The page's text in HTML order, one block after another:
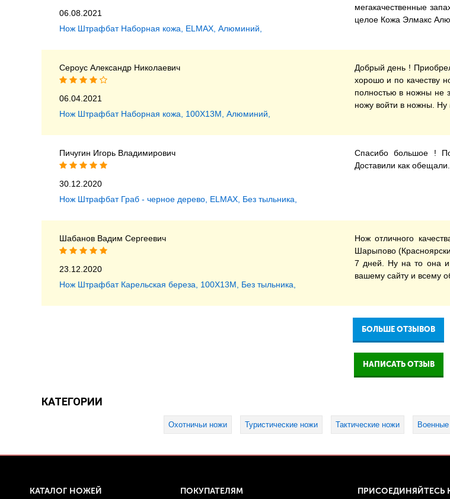
06.08.2021
Нож Штрафбат Наборная кожа, ELMAX, Алюминий,
мегакачественные
целое Кожа Элмакс
Сероус Александр Николаевич
06.04.2021
Нож Штрафбат Наборная кожа, 100Х13М, Алюминий,
Добрый день !
хорошо и по качеству
полностью в ножны не
ножу войти в ножны. Ну
Пичугин Игорь Владимирович
30.12.2020
Нож Штрафбат Граб - черное дерево, ELMAX, Без тыльника,
Спасибо большое !
Доставили как
Шабанов Вадим Сергеевич
23.12.2020
Нож Штрафбат Карельская береза, 100Х13М, Без тыльника,
Нож отличного
Шарыпово
7 дней. Ну на то она и
вашему сайту и всему
БОЛЬШЕ ОТЗЫВОВ
НАПИСАТЬ ОТЗЫВ
КАТЕГОРИИ
Охотничьи ножи Туристические ножи Тактические ножи
КАТАЛОГ НОЖЕЙ ПОКУПАТЕЛЯМ ПРИСОЕДИНЯЙТЕСЬ